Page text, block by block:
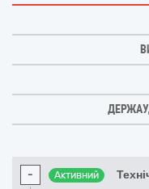
- Активний